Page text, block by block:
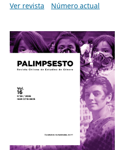
Ver revista
Número actual